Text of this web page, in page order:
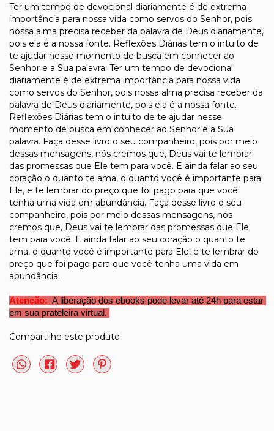
Ter um tempo de devocional diariamente é de extrema
importância para nossa vida como servos do Senhor, pois
nossa alma precisa receber da palavra de Deus diariamente,
pois ela é a nossa fonte. Reflexões Diárias tem o intuito de
te ajudar nesse momento de busca em conhecer ao
Senhor e a Sua palavra. Ter um tempo de devocional
diariamente é de extrema importância para nossa vida
como servos do Senhor, pois nossa alma precisa receber da
palavra de Deus diariamente, pois ela é a nossa fonte.
Reflexões Diárias tem o intuito de te ajudar nesse
momento de busca em conhecer ao Senhor e a Sua
palavra. Faça desse livro o seu companheiro, pois por meio
dessas mensagens, nós cremos que, Deus vai te lembrar
das promessas que Ele tem para você. E ainda falar ao seu
coração o quanto te ama, o quanto você é importante para
Ele, e te lembrar do preço que foi pago para que você
tenha uma vida em abundância. Faça desse livro o seu
companheiro, pois por meio dessas mensagens, nós
cremos que, Deus vai te lembrar das promessas que Ele
tem para você. E ainda falar ao seu coração o quanto te
ama, o quanto você é importante para Ele, e te lembrar do
preço que foi pago para que você tenha uma vida em
abundância.
Atenção: A liberação dos ebooks pode levar até 24h para estar
em sua prateleira virtual.
Compartilhe este produto